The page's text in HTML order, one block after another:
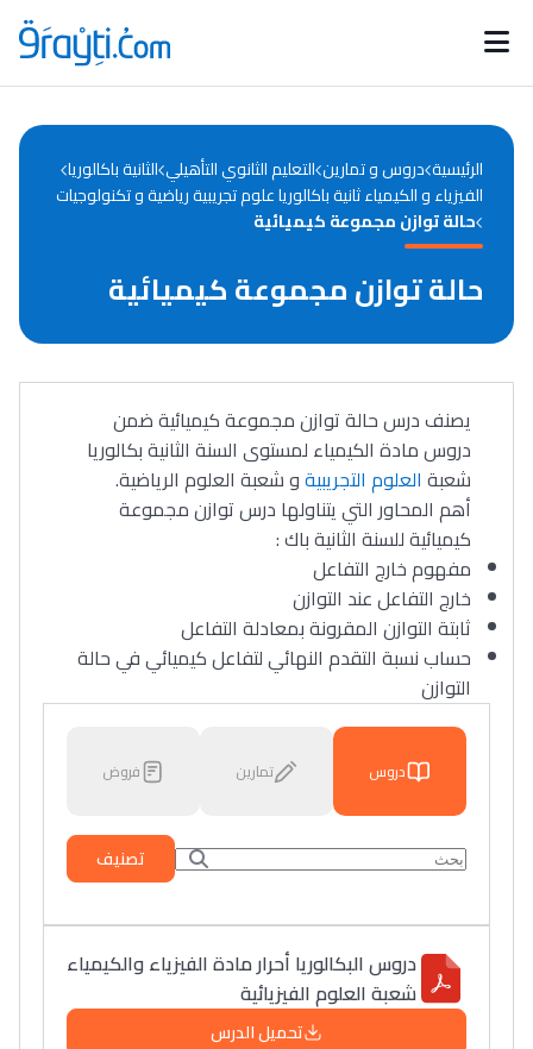
Catégories
d'actualités
Annonces bourses
الرئيسية دروس و تمارين التعليم الثانوي التأهيلي الثانية باكالوريا
الفيزياء و الكيمياء ثانية باكالوريا علوم تجريبية رياضية و تكنولوجيات
حالة توازن مجموعة كيميائية
حالة توازن مجموعة كيميائية
يصنف درس حالة توازن مجموعة كيميائية ضمن
دروس مادة الكيمياء لمستوى السنة الثانية بكالوريا
شعبة العلوم التجريبيةو شعبة العلوم الرياضية.
أهم المحاور التي يتناولها درس توازن مجموعة
كيميائية للسنة الثانية باك :
مفهوم خارج التفاعل
خارج التفاعل عند التوازن
ثابتة التوازن المقرونة بمعادلة التفاعل
حساب نسبة التقدم النهائي لتفاعل كيميائي في حالة
التوازن
دروس تمارين فروض
تصنيف
دروس البكالوريا أحرار مادة الفيزياء والكيمياء
شعبة العلوم الفيزيائية
تحميل الدرس